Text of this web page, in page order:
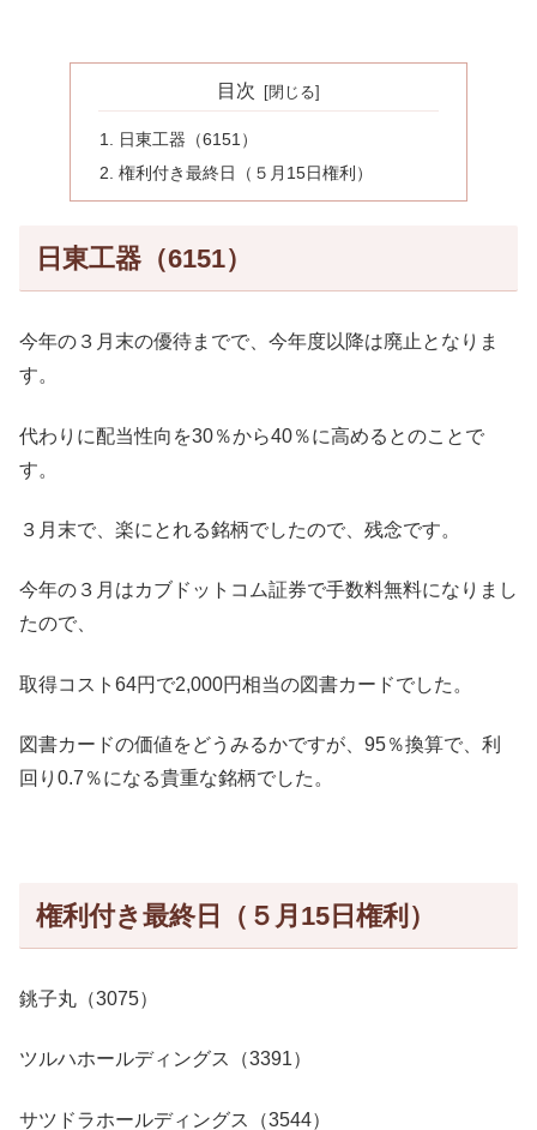
目次
日東工器（6151）
権利付き最終日（５月15日権利）
日東工器（6151）
今年の３月末の優待までで、今年度以降は廃止となりま
す。
代わりに配当性向を30％から40％に高めるとのことで
す。
３月末で、楽にとれる銘柄でしたので、残念です。
今年の３月はカブドットコム証券で手数料無料になりまし
たので、
取得コスト64円で2,000円相当の図書カードでした。
図書カードの価値をどうみるかですが、95％換算で、利
回り0.7％になる貴重な銘柄でした。
権利付き最終日（５月15日権利）
銚子丸（3075）
ツルハホールディングス（3391）
サツドラホールディングス（3544）